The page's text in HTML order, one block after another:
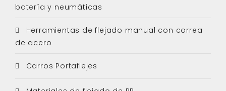
batería y neumáticas
Herramientas de flejado manual con correa
de acero
Carros Portaflejes